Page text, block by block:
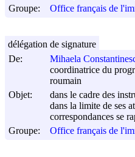
Groupe:
Office français de
De:
Mihaela
coordinatrice du
roumain
Objet:
dans le cadre des
dans la limite de ses
correspondances se
Groupe:
Office français de
délégation de signature